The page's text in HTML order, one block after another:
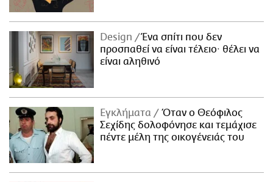
Design
Ένα σπίτι που δεν
προσπαθεί να είναι τέλειο· θέλει να
είναι αληθινό
Εγκλήματα
Όταν ο Θεόφιλος
Σεχίδης δολοφόνησε και τεμάχισε
πέντε μέλη της οικογένειάς του